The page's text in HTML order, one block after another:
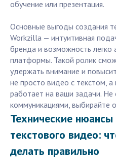
обучение или презентация.
Основные выгоды создания
Workzilla — интуитивная
бренда и возможность легко
платформы. Такой ролик
удержать внимание и
не просто видео с текстом,
работает на ваши задачи. Не
коммуникациями, выбирайте
Технические нюансы
текстового видео:
делать правильно